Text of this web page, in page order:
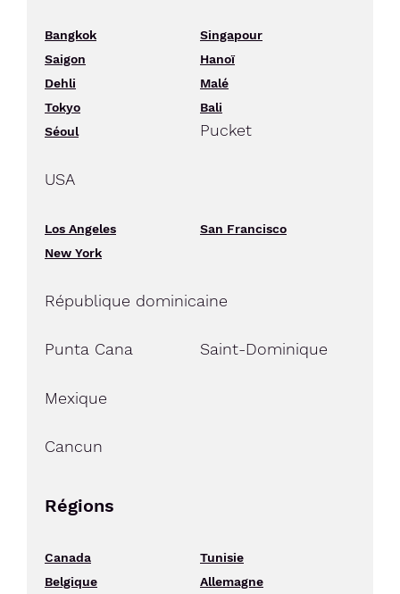
Bangkok
Singapour
Saigon
Hanoï
Dehli
Malé
Tokyo
Bali
Séoul
Pucket
USA
Los Angeles
San Francisco
New York
République dominicaine
Punta Cana Saint-Dominique
Mexique
Cancun
Régions
Canada
Tunisie
Belgique
Allemagne